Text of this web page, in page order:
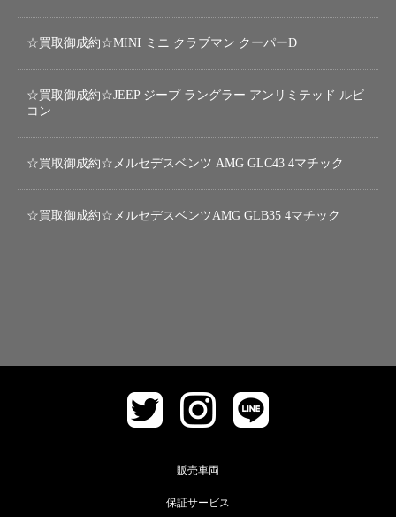
☆買取御成約☆MINI ミニ クラブマン クーパーD
☆買取御成約☆JEEP ジープ ラングラー アンリミテッド ルビ
コン
☆買取御成約☆メルセデスベンツ AMG GLC43 4マチック
☆買取御成約☆メルセデスベンツAMG GLB35 4マチック
販売車両
保証サービス